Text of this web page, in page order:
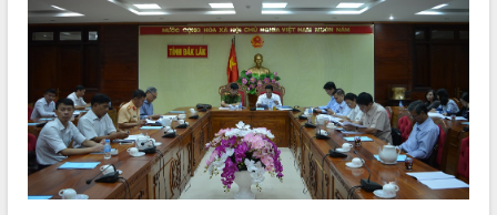
QUY HOẠCH - KẾ HOẠCH